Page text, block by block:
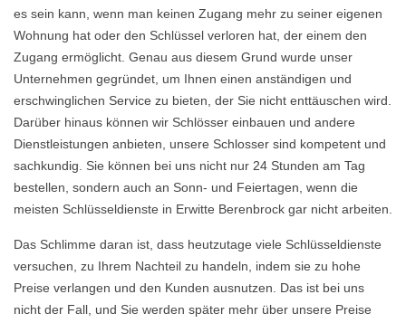
es sein kann, wenn man keinen Zugang mehr zu seiner eigenen
Wohnung hat oder den Schlüssel verloren hat, der einem den
Zugang ermöglicht. Genau aus diesem Grund wurde unser
Unternehmen gegründet, um Ihnen einen anständigen und
erschwinglichen Service zu bieten, der Sie nicht enttäuschen wird.
Darüber hinaus können wir Schlösser einbauen und andere
Dienstleistungen anbieten, unsere Schlosser sind kompetent und
sachkundig. Sie können bei uns nicht nur 24 Stunden am Tag
bestellen, sondern auch an Sonn- und Feiertagen, wenn die
meisten Schlüsseldienste in Erwitte Berenbrock gar nicht arbeiten.
Das Schlimme daran ist, dass heutzutage viele Schlüsseldienste
versuchen, zu Ihrem Nachteil zu handeln, indem sie zu hohe
Preise verlangen und den Kunden ausnutzen. Das ist bei uns
nicht der Fall, und Sie werden später mehr über unsere Preise